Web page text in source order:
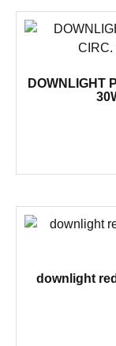
DOWNLIGHT
downlight